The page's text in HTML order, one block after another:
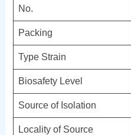
No.
Packing
Type Strain
Biosafety Level
Source of Isolation
Locality of Source